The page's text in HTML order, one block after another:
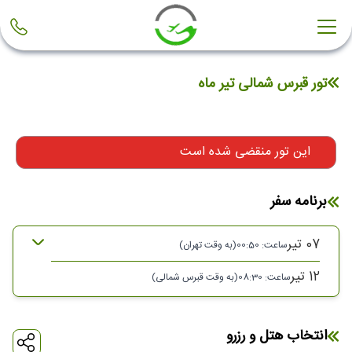
تور قبرس شمالی تیر ماه
این تور منقضی شده است
برنامه سفر
07 تیر ساعت: 00:50 (به وقت تهران)
12 تیر ساعت: 08:30 (به وقت قبرس شمالی)
07 تیر 1403
ساعت : 00:50
انتخاب هتل و رزرو